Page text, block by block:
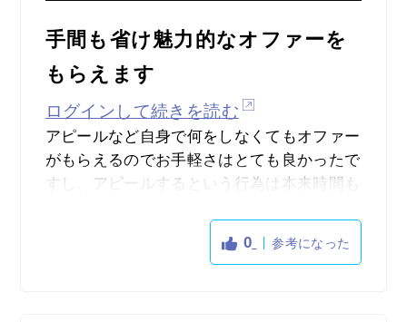
手間も省け魅力的なオファーを
もらえます
ログインして続きを読む
アピールなど自身で何をしなくてもオファー
がもらえるのでお手軽さはとても良かったで
すし、アピールするという行為は本来時間も
けば必ず内定がもらえる訳ではないですが、
0 参考になった